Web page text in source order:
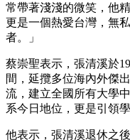
常帶著淺淺的微笑，他
更是一個熱愛台灣，無
者。」
蔡崇聖表示，張清溪於
間，延攬多位海內外傑
流，建立全國所有大學
系今日地位，更是引領
他表示，張清溪退休之